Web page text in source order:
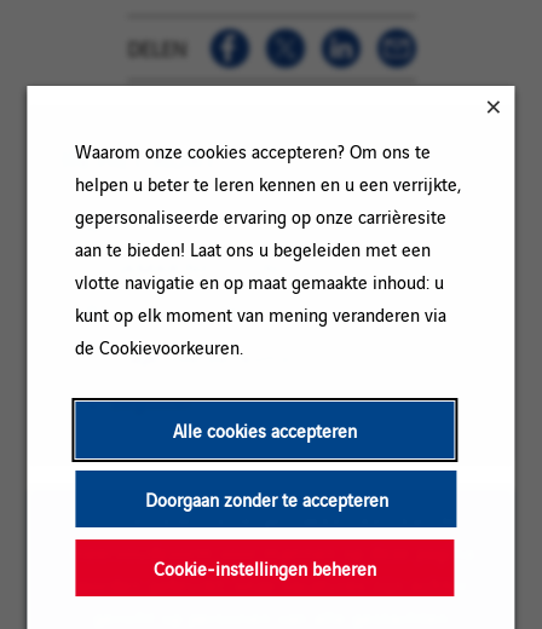
Waarom onze cookies accepteren? Om ons te
helpen u beter te leren kennen en u een verrijkte,
gepersonaliseerde ervaring op onze carrièresite
aan te bieden! Laat ons u begeleiden met een
vlotte navigatie en op maat gemaakte inhoud: u
kunt op elk moment van mening veranderen via
de Cookievoorkeuren.
Alle cookies accepteren
Doorgaan zonder te accepteren
Cookie-instellingen beheren
IN HET KORT
Categorie:
INKOOP
Referentie:
UAMARINE-125260
Klantcode:
Locatie:Concarneau, Bretagne, Frankrijk
Contracttype:
Stage-overeenkomst
Ervaringsniveau:
Beginner
Om het lezen te vergemakkelijken kan de
worden gebruikt; onze vacatures zijn echter
DELEN